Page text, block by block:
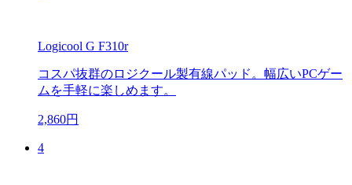
Logicool G F310r
コスパ抜群のロジクール製有線パッド。幅広いPCゲー
ムを手軽に楽しめます。
2,860円
4